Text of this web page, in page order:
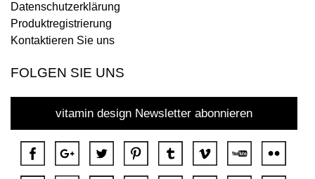
Datenschutzerklärung
Produktregistrierung
Kontaktieren Sie uns
FOLGEN SIE UNS
vitamin design Newsletter abonnieren